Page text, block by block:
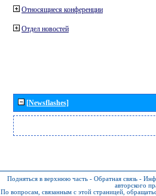
Относящиеся конференции
Отдел новостей
[Newsflashes]
Подняться в верхнюю часть - Обратная связь -
авторского
По вопросам, связанным с этой страницей,